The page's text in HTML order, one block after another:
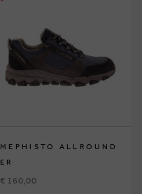
MEPHISTO ALLROUND
ER
€ 160,00